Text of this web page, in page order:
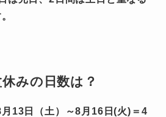
みの日数は？
13日（土）～8月16日(火)＝4